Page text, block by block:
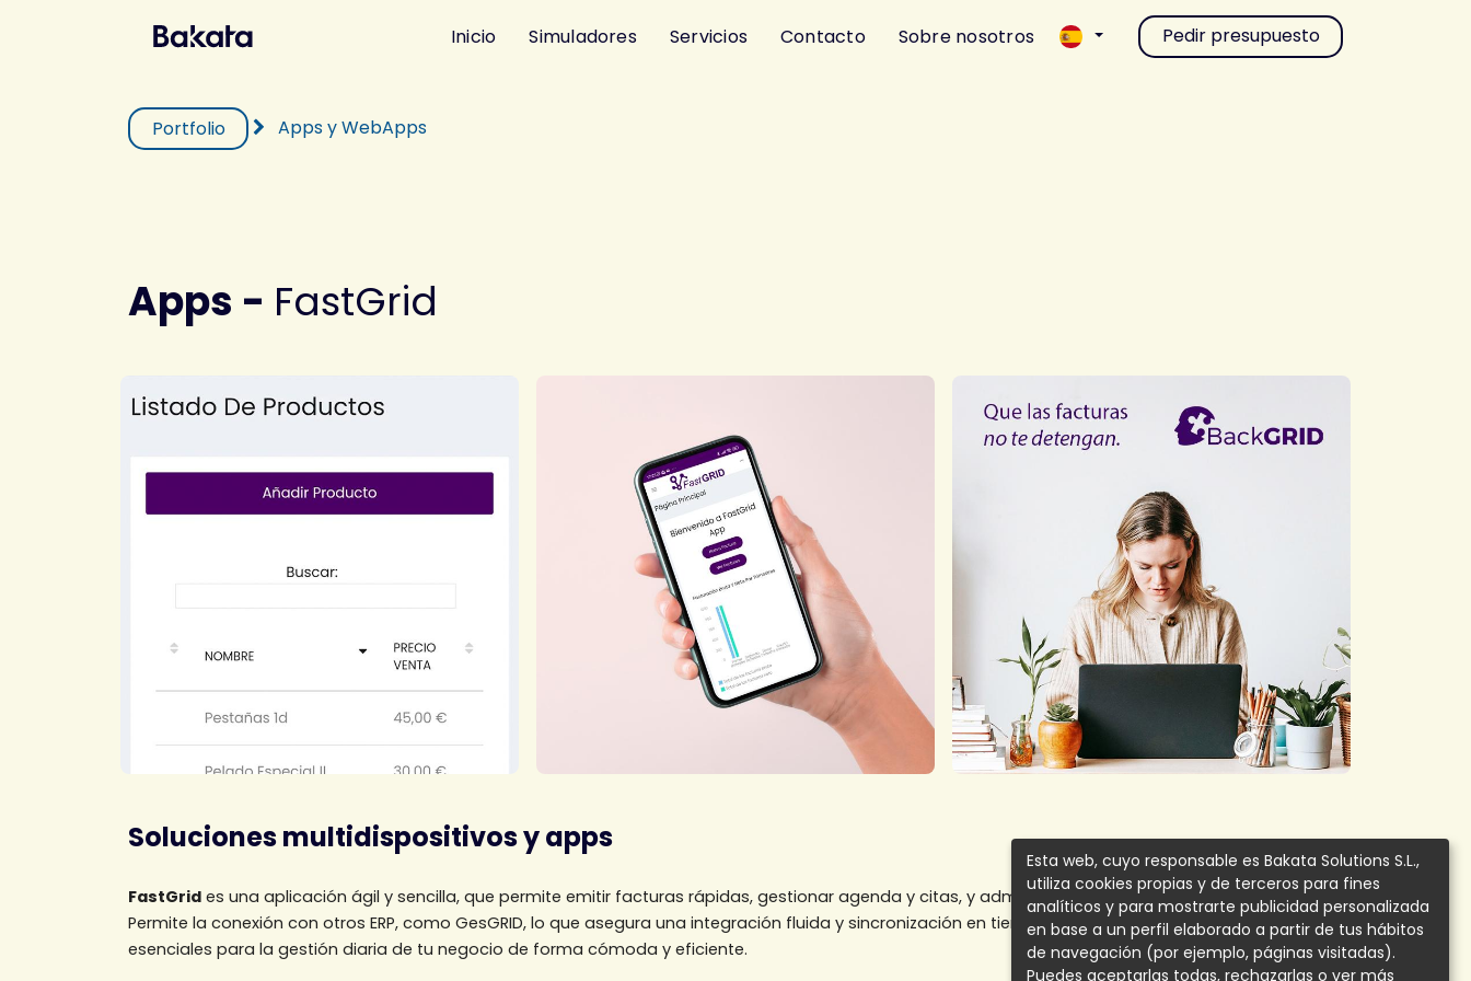
Inicio Simuladores Servicios Contacto Sobre nosotros Pedir presupuesto
Portfolio Apps y WebApps
Apps - FastGrid
Soluciones multidispositivos y apps
FastGrid es una aplicación ágil y sencilla, que permite emitir facturas rápidas, gestionar agenda y citas, y administrar clientes desde un solo lugar.
Permite la conexión con otros ERP, como GesGRID, lo que asegura una integración fluida y sincronización en tiempo real, ofreciendo las funcionalidades
esenciales para la gestión diaria de tu negocio de forma cómoda y eficiente.
Esta web, cuyo responsable es Bakata Solutions S.L.,
utiliza cookies propias y de terceros para fines
analíticos y para mostrarte publicidad personalizada
en base a un perfil elaborado a partir de tus hábitos
de navegación (por ejemplo, páginas visitadas).
Puedes aceptarlas todas, rechazarlas o ver más